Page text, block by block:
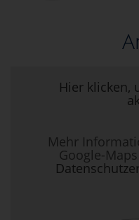
Hier klicken,
Mehr
Google-